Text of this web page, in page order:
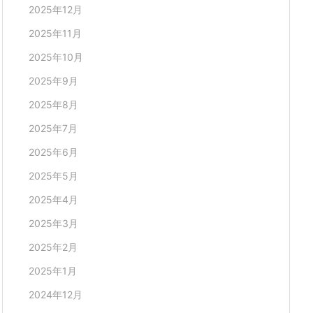
2025年12月
2025年11月
2025年10月
2025年9月
2025年8月
2025年7月
2025年6月
2025年5月
2025年4月
2025年3月
2025年2月
2025年1月
2024年12月